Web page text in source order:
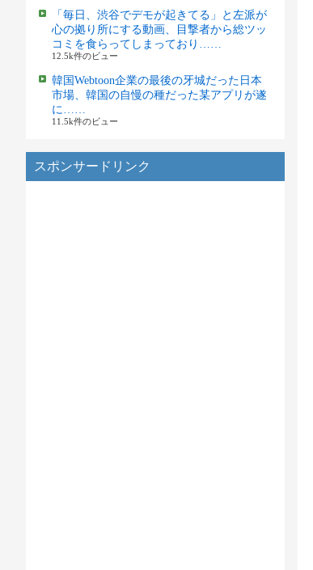
「毎日、渋谷でデモが起きてる」と左派が
心の拠り所にする動画、目撃者から総ツッ
コミを食らってしまっており……
12.5k件のビュー
韓国Webtoon企業の最後の牙城だった日本
市場、韓国の自慢の種だった某アプリが遂
に……
11.5k件のビュー
スポンサードリンク